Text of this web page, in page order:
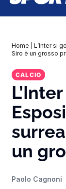
Home
L’Inter si
Siro è un grosso
CALCIO
un
Paolo Cagnoni